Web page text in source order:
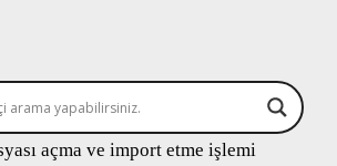
açma ve import etme işlemi